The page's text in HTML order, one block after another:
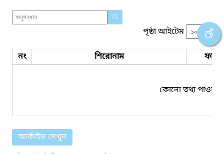
পৃষ্ঠা আইটেম
নং শিরোনাম ফাইল
কোনো তথ্য পাওয়া
আর্কাইভ দেখুন